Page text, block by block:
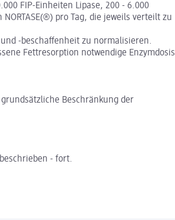
FIP-Einheiten Lipase, 200 - 6.000
pro Tag, die jeweils verteilt zu
-beschaffenheit zu normalisieren.
Fettresorption notwendige Enzymdosis
Beschränkung der
- fort.